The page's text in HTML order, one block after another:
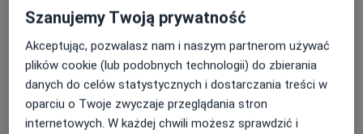
kończyn dolnych
350 zł Szczegóły
Konsultacja chirurgiczna + USG
300 zł Szczegóły Umów wizytę
Szanujemy Twoją prywatność
Akceptując, pozwalasz nam i naszym partnerom używać
plików cookie (lub podobnych technologii) do zbierania
danych do celów statystycznych i dostarczania treści w
oparciu o Twoje zwyczaje przeglądania stron
internetowych. W każdej chwili możesz sprawdzić i